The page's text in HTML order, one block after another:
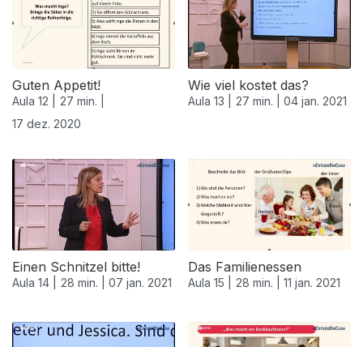
Guten Appetit!
Aula 12 |
27 min. |
17 dez. 2020
Wie viel kostet das?
Aula 13 | 27 min. | 04 jan. 2021
Einen Schnitzel bitte!
Aula 14 | 28 min. | 07 jan. 2021
Das Familienessen
Aula 15 | 28 min. | 11 jan. 2021